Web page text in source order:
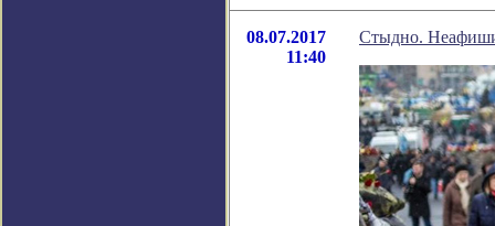
08.07.2017
11:40
Стыдно.